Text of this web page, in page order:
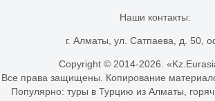
Наши контакты:
г. Алматы, ул. Сатпаева, д. 50,
Copyright © 2014-2026.
Все права защищены. Копирование
Популярно: туры в Турцию из Алматы